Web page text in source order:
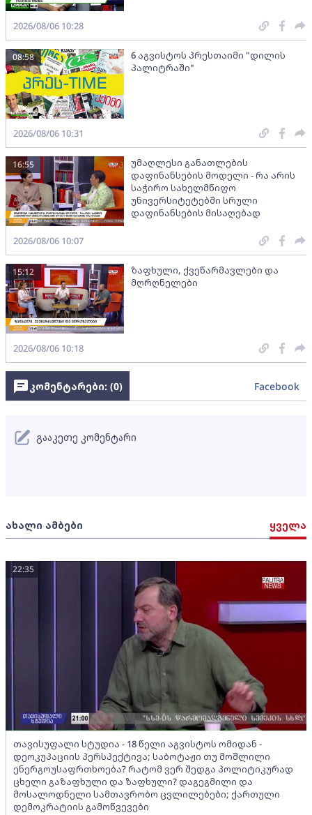
2026/08/06 10:28
6 აგვისტოს პრესთაიმი "დილის
პალიტრაში"
08:58
2026/08/06 10:31
უმაღლესი განათლების
დაფინანსების მოდელი - რა არის
საჭირო სახელმწიფო
უნივერსიტეტებში სრული
დაფინანსების მისაღებად
16:55
2026/08/06 10:07
ზაფხული, ქვეწარმავლები და
მღრღნელები
15:12
2026/08/06 10:18
ახალი ამბები ყველა
თავისუფალი სტუდია - 18 წელი აგვისტოს ომიდან -
დეოკუპაციის პერსპექტივა; საბოტაჟი თუ მოშლილი
ენერგოუსაფრთხოება? რატომ ვერ შედგა პოლიტიკურად
ცხელი გაზაფხული და ზაფხული? დაგეგმილი და
მოსალოდნელი სამთავრობო ცვლილებები; ქართული
დემოკრატიის გამოწვევები
22:35
კომენტარები: (0) Facebook
გააკეთე კომენტარი